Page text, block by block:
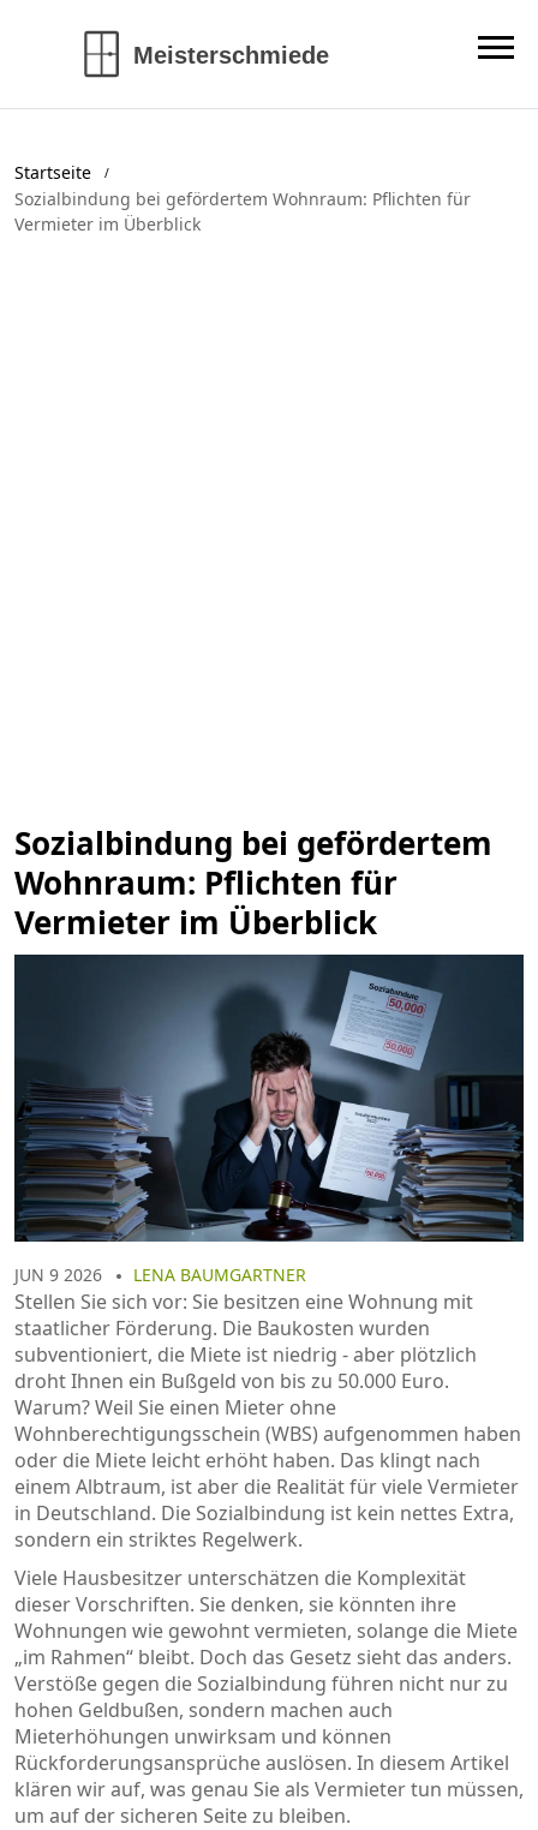
Startseite
Sozialbindung bei gefördertem Wohnraum: Pflichten für
Vermieter im Überblick
Sozialbindung bei gefördertem
Wohnraum: Pflichten für
Vermieter im Überblick
JUN 9 2026 LENA BAUMGARTNER
Stellen Sie sich vor: Sie besitzen eine Wohnung mit
staatlicher Förderung. Die Baukosten wurden
subventioniert, die Miete ist niedrig - aber plötzlich
droht Ihnen ein Bußgeld von bis zu 50.000 Euro.
Warum? Weil Sie einen Mieter ohne
Wohnberechtigungsschein (WBS) aufgenommen haben
oder die Miete leicht erhöht haben. Das klingt nach
einem Albtraum, ist aber die Realität für viele Vermieter
in Deutschland. DieSozialbindung ist kein nettes Extra,
sondern ein striktes Regelwerk.
Viele Hausbesitzer unterschätzen die Komplexität
dieser Vorschriften. Sie denken, sie könnten ihre
Wohnungen wie gewohnt vermieten, solange die Miete
„im Rahmen“ bleibt. Doch das Gesetz sieht das anders.
Verstöße gegen die Sozialbindung führen nicht nur zu
hohen Geldbußen, sondern machen auch
Mieterhöhungen unwirksam und können
Rückforderungsansprüche auslösen. In diesem Artikel
klären wir auf, was genau Sie als Vermieter tun müssen,
um auf der sicheren Seite zu bleiben.